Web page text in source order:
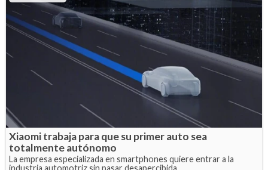
Xiaomi trabaja para que su primer auto sea
totalmente autónomo
La empresa especializada en smartphones quiere entrar a la